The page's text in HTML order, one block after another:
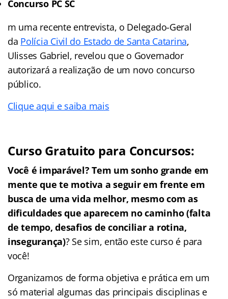
Concurso PC SC
m uma recente entrevista, o Delegado-Geral
da Polícia Civil do Estado de Santa Catarina,
Ulisses Gabriel, revelou que o Governador
autorizará a realização de um novo concurso
público.
Clique aqui e saiba mais
Curso Gratuito para Concursos:
Você é imparável? Tem um sonho grande em
mente que te motiva a seguir em frente em
busca de uma vida melhor, mesmo com as
dificuldades que aparecem no caminho (falta
de tempo, desafios de conciliar a rotina,
insegurança)? Se sim, então este curso é para
você!
Organizamos de forma objetiva e prática em um
só material algumas das principais disciplinas e